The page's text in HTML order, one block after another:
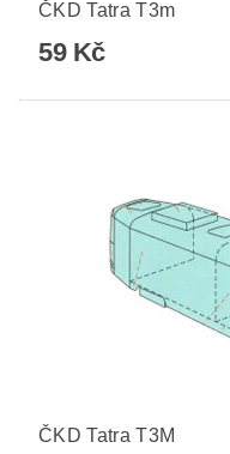
ČKD Tatra T3m
59 Kč
ČKD Tatra T3M